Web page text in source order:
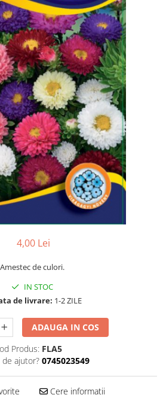
4,00 Lei
Amestec de culori.
IN STOC
de livrare: 1-2 ZILE
ADAUGA IN COS
Produs: FLA5
de ajutor? 0745023549
Cere informatii